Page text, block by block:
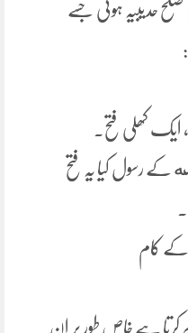
6 ہجری میں صلح حدیبیہ ہوئی جسے
کھلی فتح۔
کے رسول کیا یہ فتح
کام
کرتا ہے خاص طور پر ان